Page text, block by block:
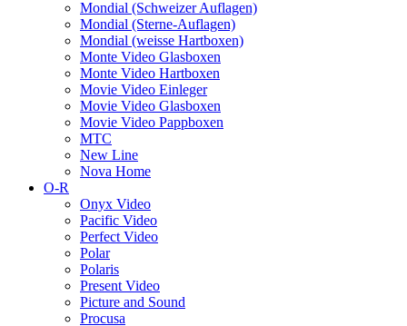
Mondial (Schweizer Auflagen)
Mondial (Sterne-Auflagen)
Mondial (weisse Hartboxen)
Monte Video Glasboxen
Monte Video Hartboxen
Movie Video Einleger
Movie Video Glasboxen
Movie Video Pappboxen
MTC
New Line
Nova Home
O-R
Onyx Video
Pacific Video
Perfect Video
Polar
Polaris
Present Video
Picture and Sound
Procusa